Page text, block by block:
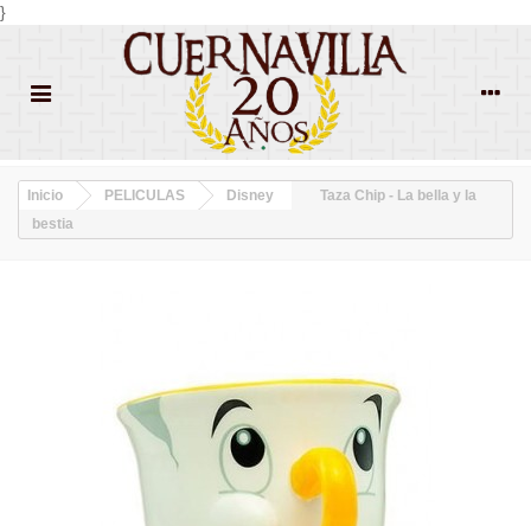
}
Inicio PELICULAS Disney
Taza Chip - La bella y la
bestia